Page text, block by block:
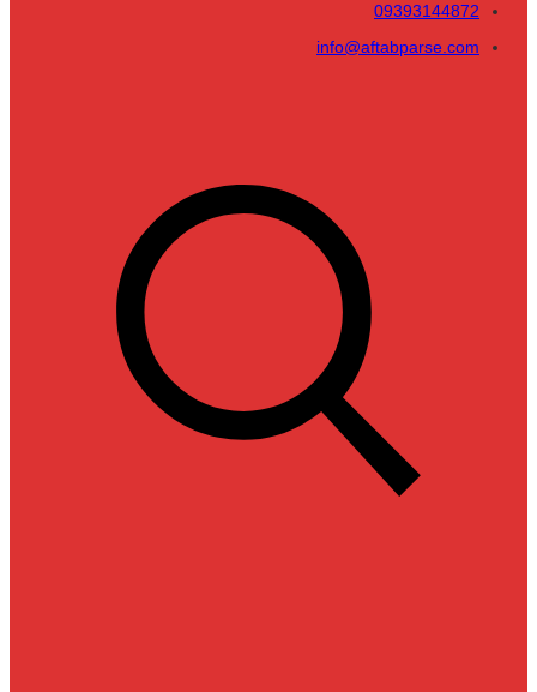
09393144872
info@aftabparse.com